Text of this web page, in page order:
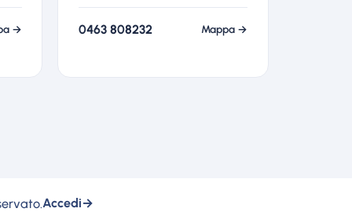
→ 0463 808232 Mappa →
Accedi→